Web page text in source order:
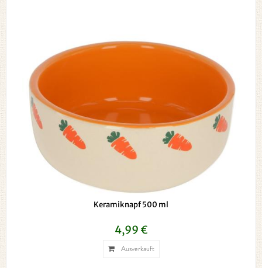
Keramiknapf 500 ml
4,99 €
Ausverkauft